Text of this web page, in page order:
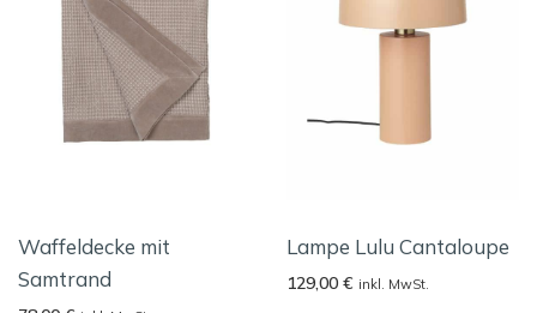
Waffeldecke mit
Samtrand
Lampe Lulu Cantaloupe
129,00 € inkl. MwSt.